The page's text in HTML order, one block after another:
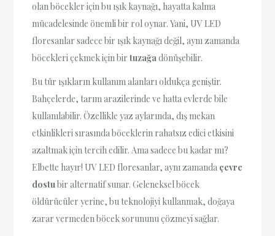
olan böcekler için bu ışık kaynağı, hayatta kalma
mücadelesinde önemli bir rol oynar. Yani, UV LED
floresanlar sadece bir ışık kaynağı değil, aynı zamanda
böcekleri çekmek için birtuzağadönüşebilir.
Bu tür ışıkların kullanım alanları oldukça geniştir.
Bahçelerde, tarım arazilerinde ve hatta evlerde bile
kullanılabilir. Özellikle yaz aylarında, dış mekan
etkinlikleri sırasında böceklerin rahatsız edici etkisini
azaltmak için tercih edilir. Ama sadece bu kadar mı?
Elbette hayır! UV LED floresanlar, aynı zamanda çevre
dostubir alternatif sunar. Geleneksel böcek
öldürücüler yerine, bu teknolojiyi kullanmak, doğaya
zarar vermeden böcek sorununu çözmeyi sağlar.